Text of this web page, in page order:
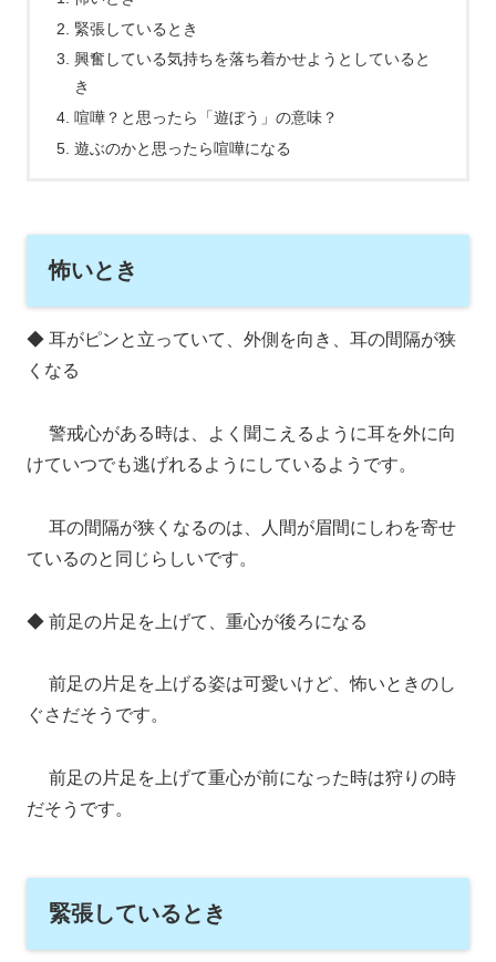
緊張しているとき
興奮している気持ちを落ち着かせようとしていると
き
喧嘩？と思ったら「遊ぼう」の意味？
遊ぶのかと思ったら喧嘩になる
怖いとき
◆ 耳がピンと立っていて、外側を向き、耳の間隔が狭
くなる
警戒心がある時は、よく聞こえるように耳を外に向
けていつでも逃げれるようにしているようです。
耳の間隔が狭くなるのは、人間が眉間にしわを寄せ
ているのと同じらしいです。
◆ 前足の片足を上げて、重心が後ろになる
前足の片足を上げる姿は可愛いけど、怖いときのし
ぐさだそうです。
前足の片足を上げて重心が前になった時は狩りの時
だそうです。
緊張しているとき